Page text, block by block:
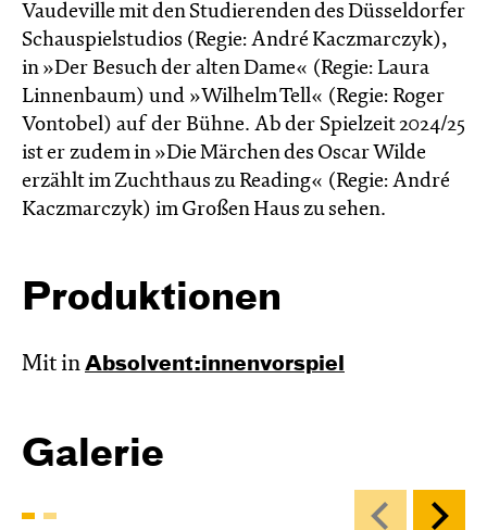
Vaudeville mit den Studierenden des Düsseldorfer
Schauspielstudios (Regie: André Kaczmarczyk),
in »Der Besuch der alten Dame« (Regie: Laura
Linnenbaum) und »Wilhelm Tell« (Regie: Roger
Vontobel) auf der Bühne. Ab der Spielzeit 2024/25
ist er zudem in »Die Märchen des Oscar Wilde
erzählt im Zucht­haus zu Reading« (Regie: André
Kacz­marc­zyk) im Großen Haus zu sehen.
Produktionen
Mit in Absol­vent:innen­vor­spiel
Galerie